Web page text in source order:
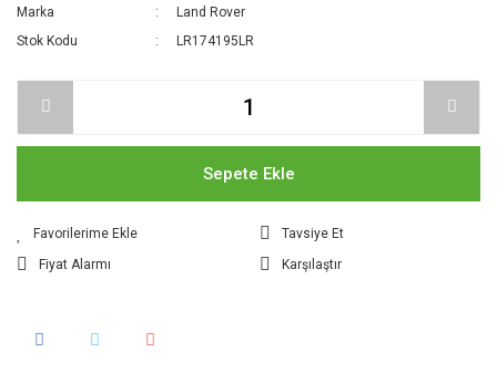
Marka
Land Rover
Stok Kodu
LR174195LR
Sepete Ekle
Tavsiye Et
Fiyat Alarmı
Karşılaştır